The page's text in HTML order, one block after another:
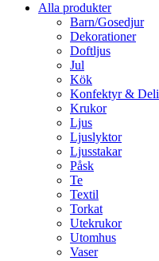
Alla produkter
Barn/Gosedjur
Dekorationer
Doftljus
Jul
Kök
Konfektyr & Deli
Krukor
Ljus
Ljuslyktor
Ljusstakar
Påsk
Te
Textil
Torkat
Utekrukor
Utomhus
Vaser